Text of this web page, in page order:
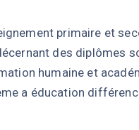
primaire et
des diplômes
humaine et
a éducation